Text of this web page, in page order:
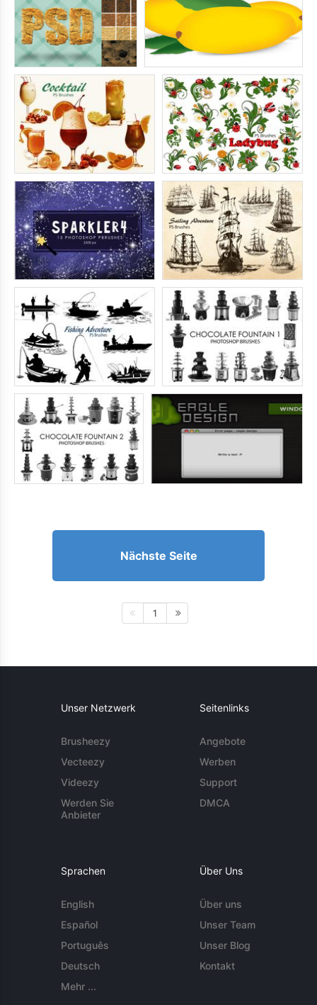
Nächste Seite
1
Unser Netzwerk
Brusheezy
Vecteezy
Videezy
Werden Sie
Anbieter
Seitenlinks
Angebote
Werben
Support
DMCA
Sprachen
English
Español
Português
Deutsch
Mehr ...
Über Uns
Über uns
Unser Team
Unser Blog
Kontakt